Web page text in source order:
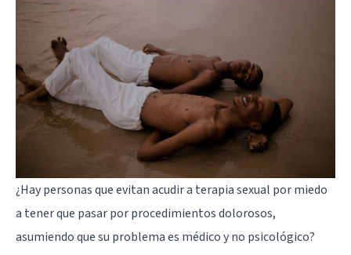
¿Hay personas que evitan acudir a terapia sexual por miedo
a tener que pasar por procedimientos dolorosos,
asumiendo que su problema es médico y no psicológico?